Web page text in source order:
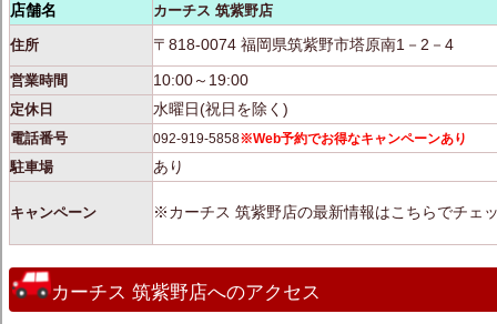
店舗名 カーチス 筑紫野店
住所 〒818-0074 福岡県筑紫野市塔原南1－2－4
営業時間 10:00～19:00
定休日 水曜日(祝日を除く)
電話番号 092-919-5858※Web予約でお得なキャンペーンあり
駐車場 あり
キャンペーン ※カーチス 筑紫野店の最新情報はこちらでチェ
カーチス 筑紫野店へのアクセス